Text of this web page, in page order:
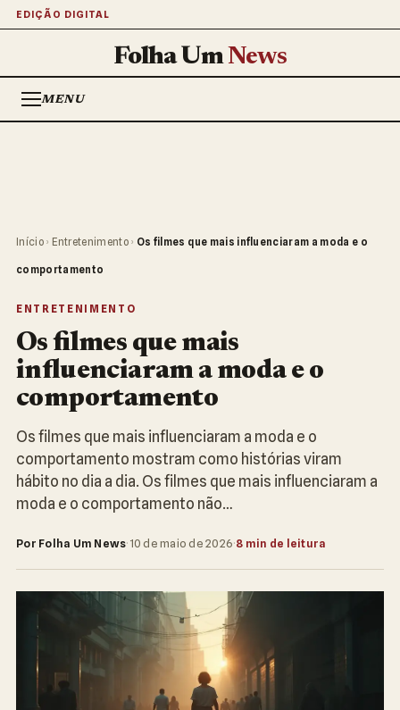
EDIÇÃO DIGITAL
Folha UmNews
MENU
Início › Entretenimento › Os filmes que mais influenciaram a moda e o
comportamento
ENTRETENIMENTO
Os filmes que mais
influenciaram a moda e o
comportamento
Os filmes que mais influenciaram a moda e o
comportamento mostram como histórias viram
hábito no dia a dia. Os filmes que mais influenciaram a
moda e o comportamento não…
Por Folha Um News· 10 de maio de 2026·8 min de leitura